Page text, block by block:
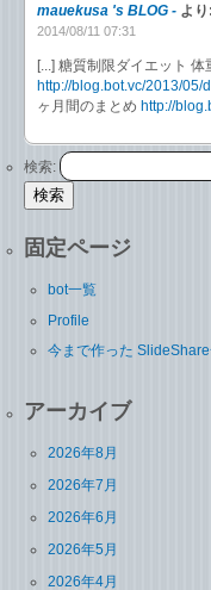
mauekusa 's BLOG - より:
2014/08/11 07:31
[...] 糖質制限ダイエット
http://blog.bot.vc/2013/05/
ヶ月間のまとめ http://
検索:
固定ページ
bot一覧
Profile
今まで作った
アーカイブ
2026年8月
2026年7月
2026年6月
2026年5月
2026年4月